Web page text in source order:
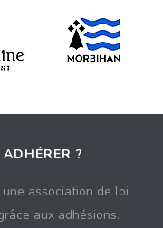
?
une association de loi
aux adhésions.